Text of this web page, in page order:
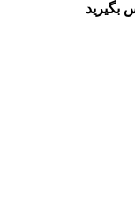
بگیرید